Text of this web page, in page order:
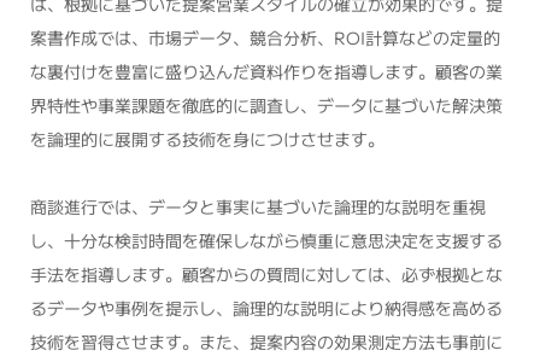
案書作成では、市場データ、競合分析、ROI計算などの定量的
な裏付けを豊富に盛り込んだ資料作りを指導します。顧客の業
界特性や事業課題を徹底的に調査し、データに基づいた解決策
を論理的に展開する技術を身につけさせます。
商談進行では、データと事実に基づいた論理的な説明を重視
し、十分な検討時間を確保しながら慎重に意思決定を支援する
手法を指導します。顧客からの質問に対しては、必ず根拠とな
るデータや事例を提示し、論理的な説明により納得感を高める
技術を習得させます。また、提案内容の効果測定方法も事前に